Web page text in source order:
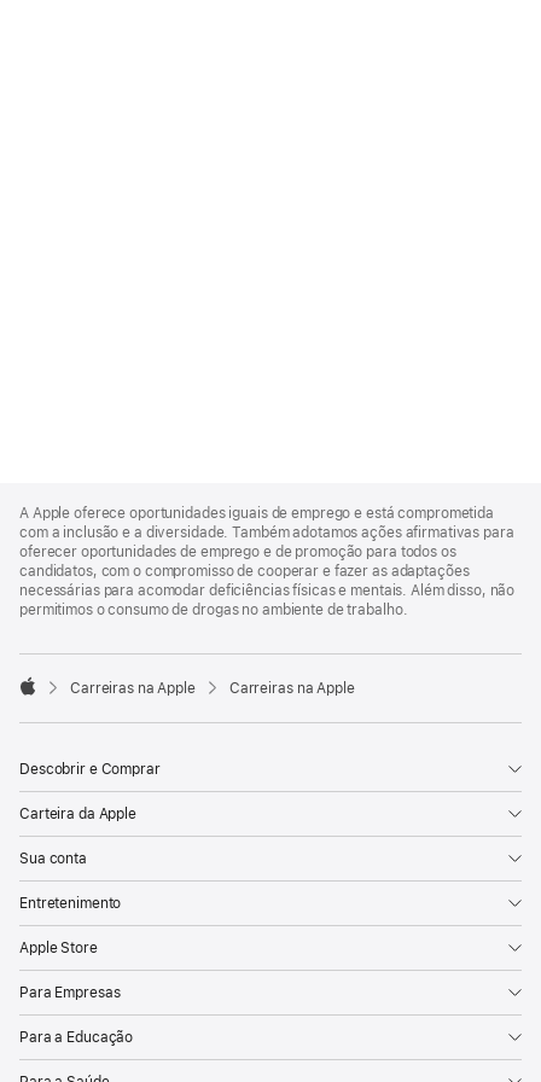
Footer
A Apple oferece oportunidades iguais de emprego e está comprometida
com a inclusão e a diversidade. Também adotamos ações afirmativas para
oferecer oportunidades de emprego e de promoção para todos os
candidatos, com o compromisso de cooperar e fazer as adaptações
necessárias para acomodar deficiências físicas e mentais. Além disso, não
permitimos o consumo de drogas no ambiente de trabalho.

Carreiras na Apple Carreiras na Apple
Descobrir e Comprar
Carteira da Apple
Sua conta
Entretenimento
Apple Store
Para Empresas
Para a Educação